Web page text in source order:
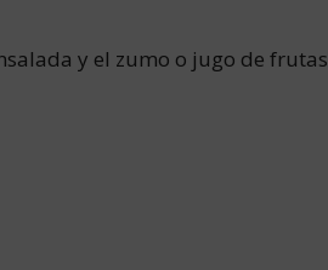
y el zumo o jugo de frutas